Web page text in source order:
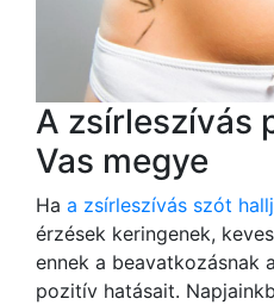
A zsírleszívás
Vas megye
Ha a zsírleszívás szót
érzések keringenek,
ennek a beavatkozásnak
pozitív hatásait.